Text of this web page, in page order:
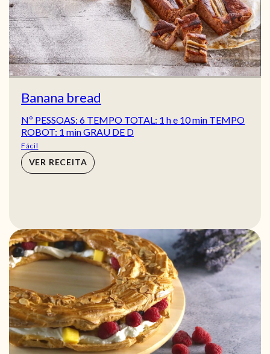
Banana bread
Nº PESSOAS: 6 TEMPO TOTAL: 1 h e 10 min TEMPO
ROBOT: 1 min GRAU DE D
Fácil
VER RECEITA